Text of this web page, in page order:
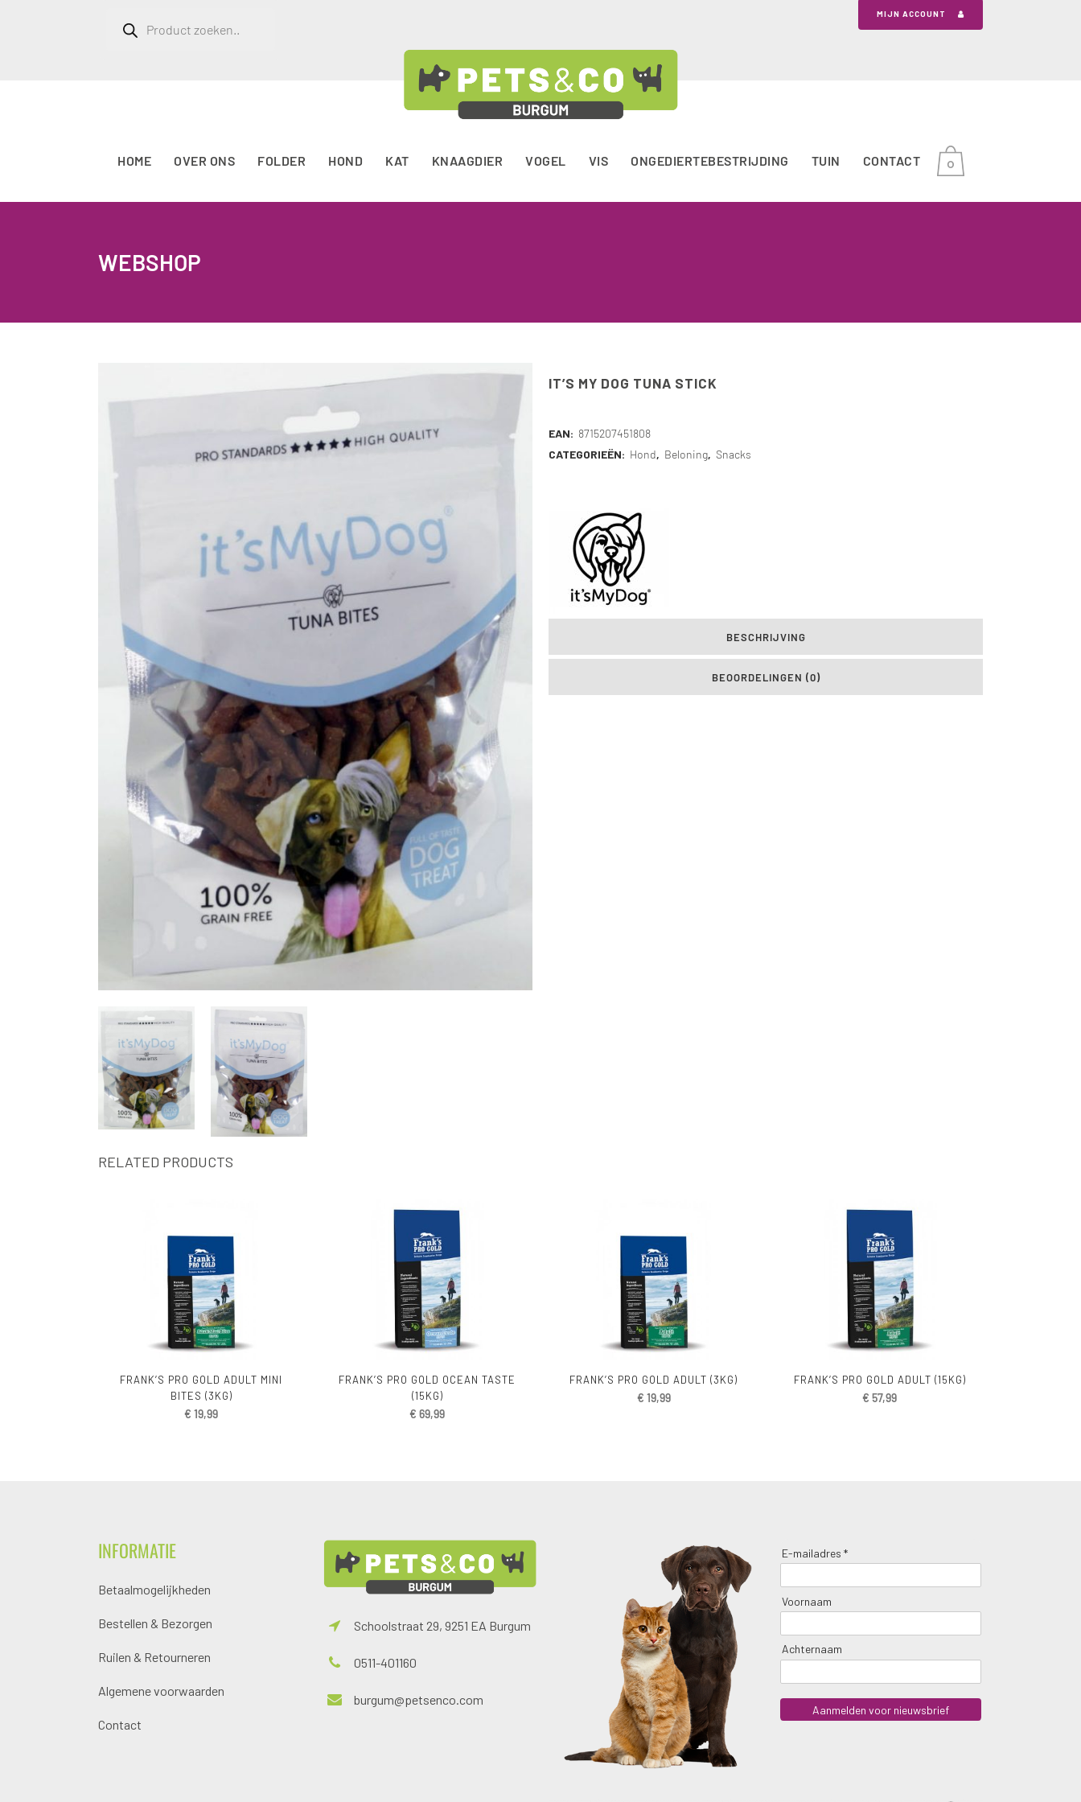
zoeken
MIJN ACCOUNT
HOME OVER ONS FOLDER HOND KAT KNAAGDIER VOGEL VIS ONGEDIERTEBESTRIJDING TUIN CONTACT 0
WEBSHOP
IT’S MY DOG TUNA STICK
EAN: 8715207451808
CATEGORIEËN: Hond, Beloning, Snacks
BESCHRIJVING
BEOORDELINGEN (0)
RELATED PRODUCTS
FRANK’S PRO GOLD ADULT MINI
BITES (3KG)
€ 19,99
FRANK’S PRO GOLD OCEAN TASTE
(15KG)
€ 69,99
FRANK’S PRO GOLD ADULT (3KG)
€ 19,99
FRANK’S PRO GOLD ADULT (15KG)
€ 57,99
INFORMATIE
Betaalmogelijkheden
Bestellen & Bezorgen
Ruilen & Retourneren
Algemene voorwaarden
Contact
Schoolstraat 29, 9251 EA Burgum
0511-401160
burgum@petsenco.com
E-mailadres *
Voornaam
Achternaam
Aanmelden voor nieuwsbrief